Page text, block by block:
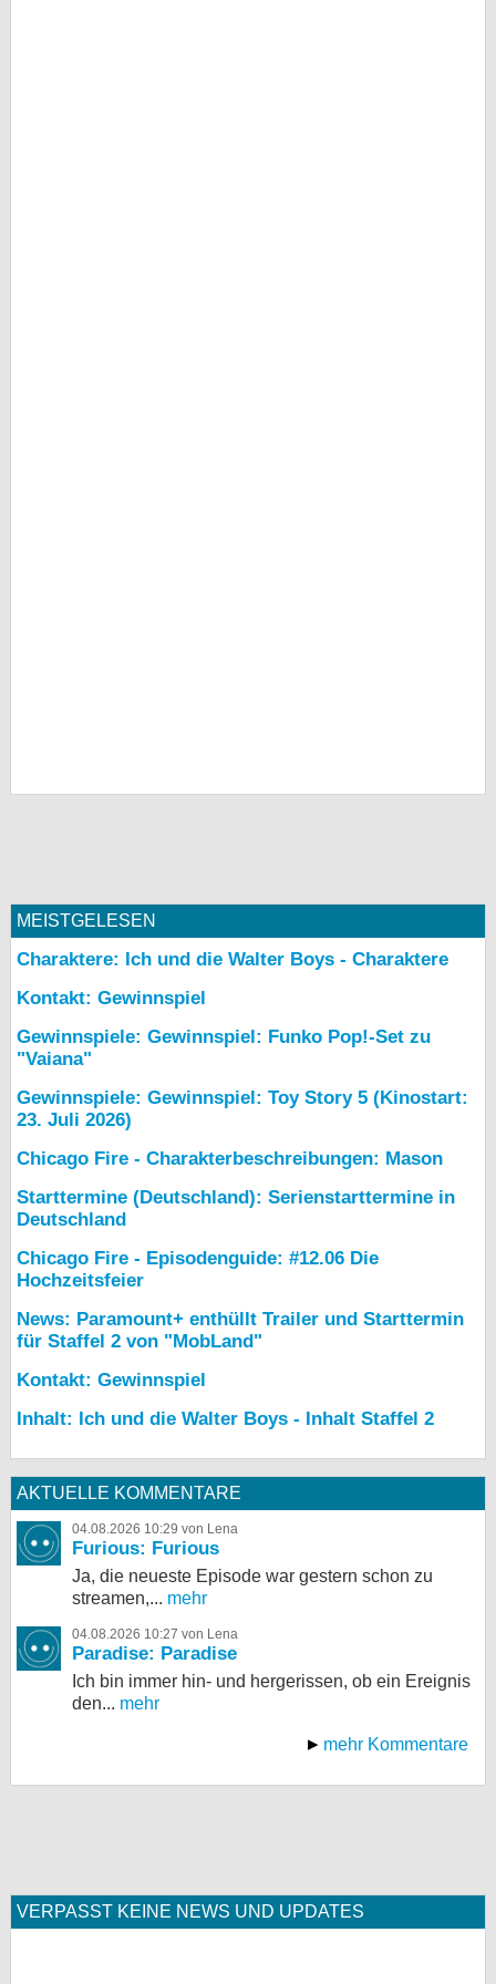
MEISTGELESEN
Charaktere: Ich und die Walter Boys - Charaktere
Kontakt: Gewinnspiel
Gewinnspiele: Gewinnspiel: Funko Pop!-Set zu
"Vaiana"
Gewinnspiele: Gewinnspiel: Toy Story 5 (Kinostart:
23. Juli 2026)
Chicago Fire - Charakterbeschreibungen: Mason
Starttermine (Deutschland): Serienstarttermine in
Deutschland
Chicago Fire - Episodenguide: #12.06 Die
Hochzeitsfeier
News: Paramount+ enthüllt Trailer und Starttermin
für Staffel 2 von "MobLand"
Kontakt: Gewinnspiel
Inhalt: Ich und die Walter Boys - Inhalt Staffel 2
AKTUELLE KOMMENTARE
04.08.2026 10:29 von Lena
Furious: Furious
Ja, die neueste Episode war gestern schon zu
streamen,... mehr
04.08.2026 10:27 von Lena
Paradise: Paradise
Ich bin immer hin- und hergerissen, ob ein Ereignis
den... mehr
mehr Kommentare
VERPASST KEINE NEWS UND UPDATES